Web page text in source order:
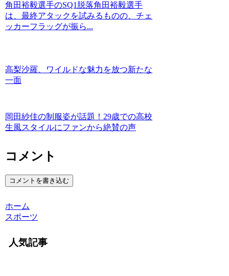
角田裕毅選手のSQ1脱落角田裕毅選手
は、最終アタックを試みるものの、チェ
ッカーフラッグが振ら...
高梨沙羅、ワイルドな魅力を放つ新たな
一面
岡田紗佳の制服姿が話題！29歳での高校
生風スタイルにファンから絶賛の声
コメント
コメントを書き込む
ホーム
スポーツ
人気記事